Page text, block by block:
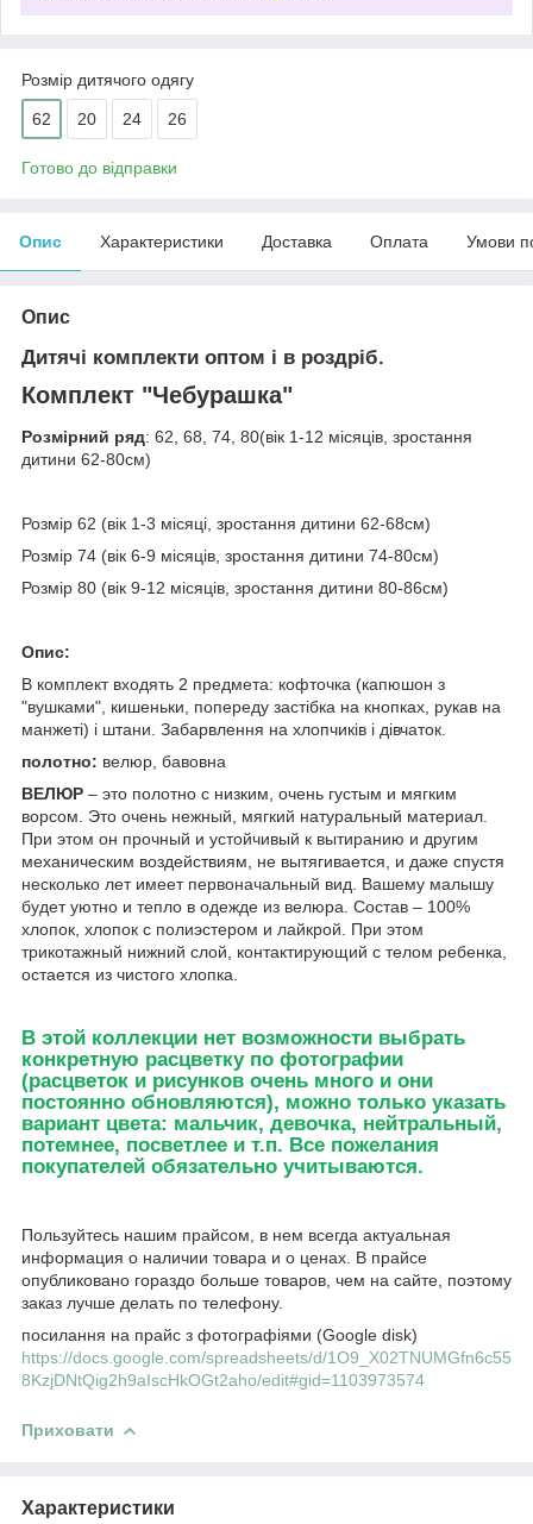
Розмір дитячого одягу
62 20 24 26
Готово до відправки
Опис Характеристики Доставка Оплата Умови
Опис
Дитячі комплекти оптом і в роздріб.
Комплект "Чебурашка"
Розмірний ряд: 62, 68, 74, 80(вік 1-12 місяців, зростання
дитини 62-80см)
Розмір 62 (вік 1-3 місяці, зростання дитини 62-68см)
Розмір 74 (вік 6-9 місяців, зростання дитини 74-80см)
Розмір 80 (вік 9-12 місяців, зростання дитини 80-86см)
Опис:
В комплект входять 2 предмета: кофточка (капюшон з
"вушками", кишеньки, попереду застібка на кнопках, рукав на
манжеті) і штани. Забарвлення на хлопчиків і дівчаток.
полотно: велюр, бавовна
ВЕЛЮР – это полотно с низким, очень густым и мягким
ворсом. Это очень нежный, мягкий натуральный материал.
При этом он прочный и устойчивый к вытиранию и другим
механическим воздействиям, не вытягивается, и даже спустя
несколько лет имеет первоначальный вид. Вашему малышу
будет уютно и тепло в одежде из велюра. Состав – 100%
хлопок, хлопок с полиэстером и лайкрой. При этом
трикотажный нижний слой, контактирующий с телом ребенка,
остается из чистого хлопка.
В этой коллекции нет возможности выбрать
конкретную расцветку по фотографии
(расцветок и рисунков очень много и они
постоянно обновляются), можно только указать
вариант цвета: мальчик, девочка, нейтральный,
потемнее, посветлее и т.п. Все пожелания
покупателей обязательно учитываются.
Пользуйтесь нашим прайсом, в нем всегда актуальная
информация о наличии товара и о ценах. В прайсе
опубликовано гораздо больше товаров, чем на сайте, поэтому
заказ лучше делать по телефону.
посилання на прайс з фотографіями (Google disk)
https://docs.google.com/spreadsheets/d/1O9_X02TNUMGfn6c55
8KzjDNtQig2h9aIscHkOGt2aho/edit#gid=1103973574
Приховати
Характеристики